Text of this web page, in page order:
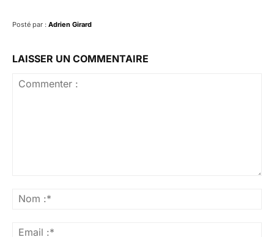
Posté par : Adrien Girard
LAISSER UN COMMENTAIRE